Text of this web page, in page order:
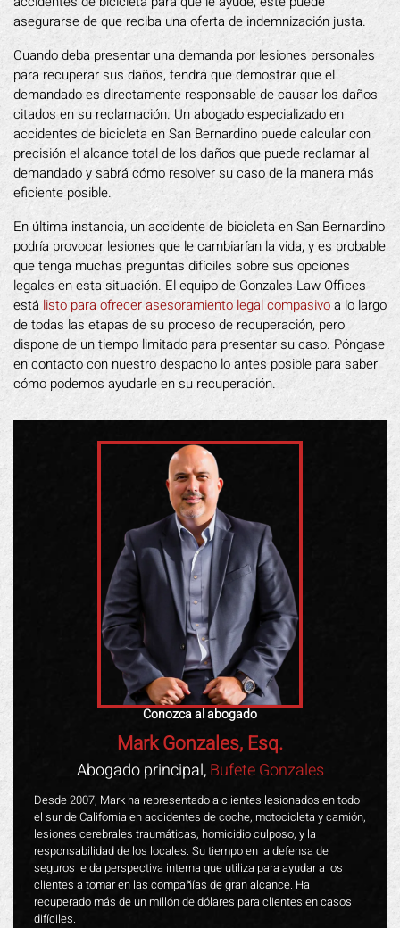
asegurarse de que reciba una oferta de indemnización justa.
Cuando deba presentar una demanda por lesiones personales
para recuperar sus daños, tendrá que demostrar que el
demandado es directamente responsable de causar los daños
citados en su reclamación. Un abogado especializado en
accidentes de bicicleta en San Bernardino puede calcular con
precisión el alcance total de los daños que puede reclamar al
demandado y sabrá cómo resolver su caso de la manera más
eficiente posible.
En última instancia, un accidente de bicicleta en San Bernardino
podría provocar lesiones que le cambiarían la vida, y es probable
que tenga muchas preguntas difíciles sobre sus opciones
legales en esta situación. El equipo de Gonzales Law Offices
está listo para ofrecer asesoramiento legal compasivoa lo largo
de todas las etapas de su proceso de recuperación, pero
dispone de un tiempo limitado para presentar su caso. Póngase
en contacto con nuestro despacho lo antes posible para saber
cómo podemos ayudarle en su recuperación.
Conozca al abogado
Mark Gonzales, Esq.
Abogado principal,Bufete Gonzales
Desde 2007, Mark ha representado a clientes lesionados en todo
el sur de California en accidentes de coche, motocicleta y camión,
lesiones cerebrales traumáticas, homicidio culposo, y la
responsabilidad de los locales. Su tiempo en la defensa de
seguros le da perspectiva interna que utiliza para ayudar a los
clientes a tomar en las compañías de gran alcance. Ha
recuperado más de un millón de dólares para clientes en casos
difíciles.